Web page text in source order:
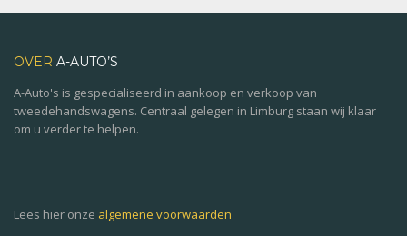
OVER A-AUTO’S
A-Auto's is gespecialiseerd in aankoop en verkoop van
tweedehandswagens. Centraal gelegen in Limburg staan wij klaar
om u verder te helpen.
Lees hier onze algemene voorwaarden